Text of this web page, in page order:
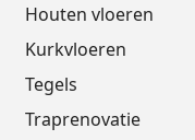
Houten vloeren
Kurkvloeren
Tegels
Traprenovatie